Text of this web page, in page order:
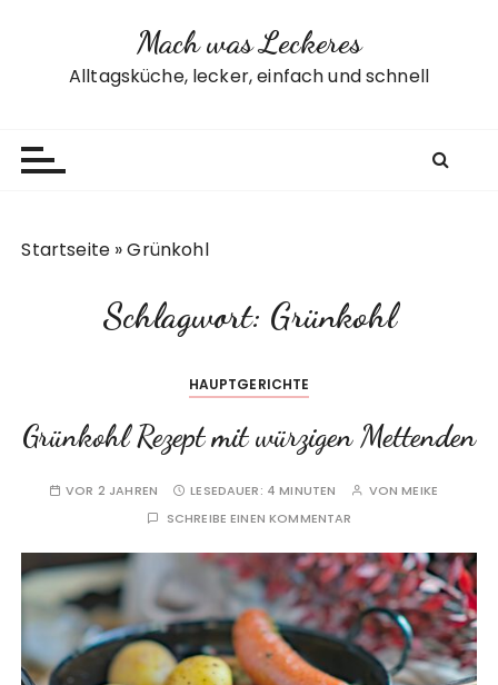
Mach was Leckeres
Alltagsküche, lecker, einfach und schnell
Startseite »Grünkohl
Schlagwort: Grünkohl
HAUPTGERICHTE
Grünkohl Rezept mit würzigen Mettenden
VOR 2 JAHREN LESEDAUER: 4 MINUTEN VONMEIKE
SCHREIBE EINEN KOMMENTAR